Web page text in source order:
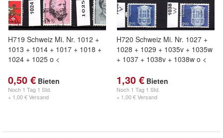
H719 Schweiz Mi. Nr. 1012 +
1013 + 1014 + 1017 + 1018 +
1024 + 1025 o <
0,50 € Bieten
Noch 1 Tag 1 Std.
+ 1,00 € Versand
H720 Schweiz Mi. Nr. 1027 +
1028 + 1029 + 1035v + 1035w
+ 1037 + 1038v + 1038w o <
1,30 € Bieten
Noch 1 Tag 1 Std.
+ 1,00 € Versand